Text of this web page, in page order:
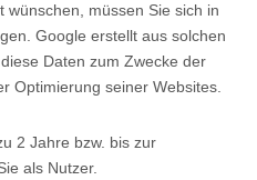
wünschen, müssen Sie sich in
Google erstellt aus solchen
Daten zum Zwecke der
Optimierung seiner Websites.
2 Jahre bzw. bis zur
als Nutzer.